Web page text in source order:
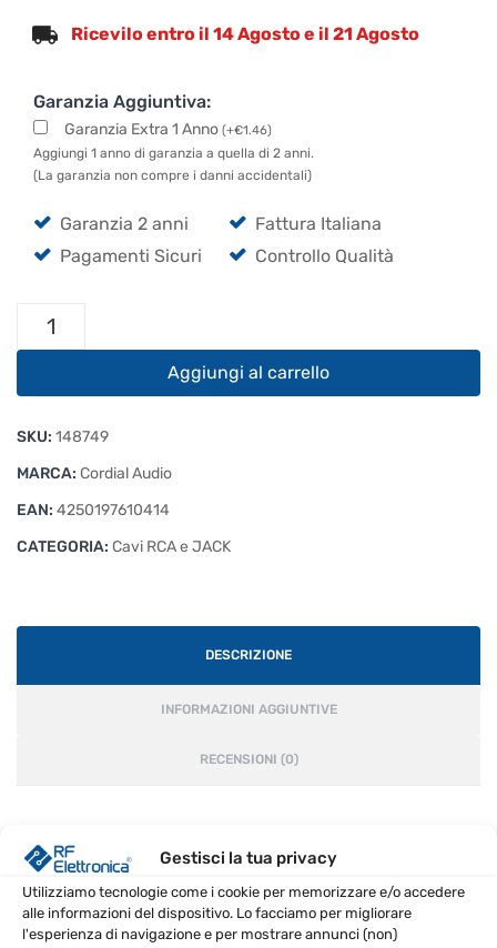
Gestisci la tua privacy
Utilizziamo tecnologie come i cookie per memorizzare e/o accedere
alle informazioni del dispositivo. Lo facciamo per migliorare
l'esperienza di navigazione e per mostrare annunci (non)
Ricevilo entro il 14 Agosto e il 21 Agosto
Garanzia Aggiuntiva:
Garanzia Extra 1 Anno (+€1.46)
Aggiungi 1 anno di garanzia a quella di 2 anni.
(La garanzia non compre i danni accidentali)
Garanzia 2 anni
Fattura Italiana
Pagamenti Sicuri
Controllo Qualità
Cordial
MV
Aggiungi al carrello
SKU: 148749
MARCA: Cordial Audio
EAN: 4250197610414
CATEGORIA: Cavi RCA e JACK
DESCRIZIONE
INFORMAZIONI AGGIUNTIVE
RECENSIONI (0)
CARATTERISTICHE PRINCIPALI
Lunghezza: 9 metri
Jack maschio bilanciato -> XLR maschio